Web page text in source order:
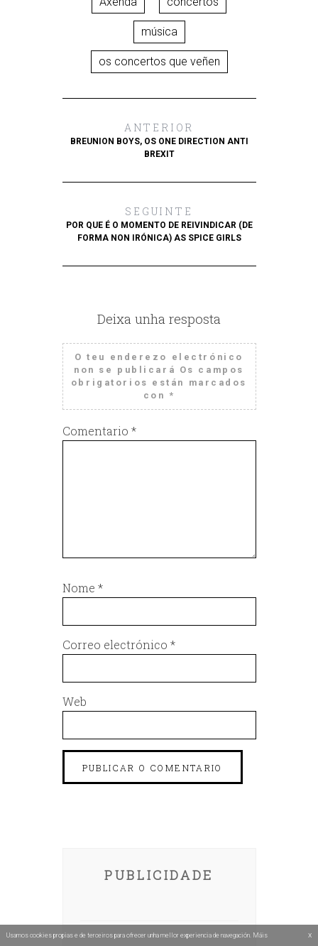
música
os concertos que veñen
ANTERIOR
BREUNION BOYS, OS ONE DIRECTION ANTI
BREXIT
SEGUINTE
POR QUE É O MOMENTO DE REIVINDICAR (DE
FORMA NON IRÓNICA) AS SPICE GIRLS
Deixa unha resposta
O teu enderezo electrónico
non se publicará Os campos
obrigatorios están marcados
con *
Comentario *
Nome *
Correo electrónico *
Web
PUBLICIDADE
Usamos cookies propias e de terceiros para ofrecer unha mellor experiencia de navegación. Máis x